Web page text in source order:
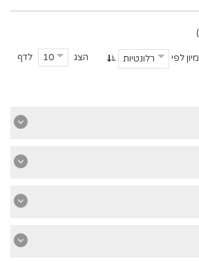
הצג 10 לדף מיון לפי רלונטיות